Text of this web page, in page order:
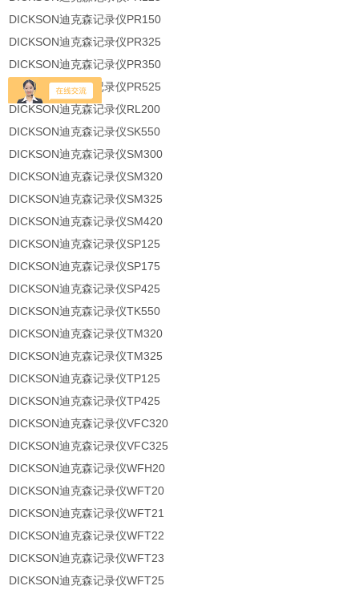
DICKSON迪克森记录仪PR150
DICKSON迪克森记录仪PR325
DICKSON迪克森记录仪PR350
DICKSON迪克森记录仪PR525
DICKSON迪克森记录仪RL200
DICKSON迪克森记录仪SK550
DICKSON迪克森记录仪SM300
DICKSON迪克森记录仪SM320
DICKSON迪克森记录仪SM325
DICKSON迪克森记录仪SM420
DICKSON迪克森记录仪SP125
DICKSON迪克森记录仪SP175
DICKSON迪克森记录仪SP425
DICKSON迪克森记录仪TK550
DICKSON迪克森记录仪TM320
DICKSON迪克森记录仪TM325
DICKSON迪克森记录仪TP125
DICKSON迪克森记录仪TP425
DICKSON迪克森记录仪VFC320
DICKSON迪克森记录仪VFC325
DICKSON迪克森记录仪WFH20
DICKSON迪克森记录仪WFT20
DICKSON迪克森记录仪WFT21
DICKSON迪克森记录仪WFT22
DICKSON迪克森记录仪WFT23
DICKSON迪克森记录仪WFT25